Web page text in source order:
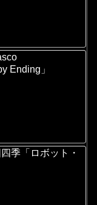
Ending」
季「ロボット・